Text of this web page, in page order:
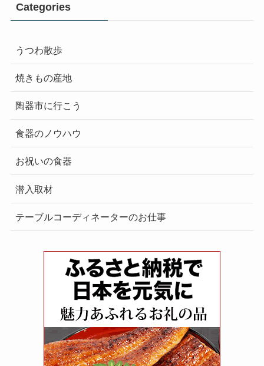
Categories
うつわ散歩
焼きもの産地
陶器市に行こう
食器のノウハウ
お祝いの食器
潜入取材
テーブルコーディネーターのお仕事